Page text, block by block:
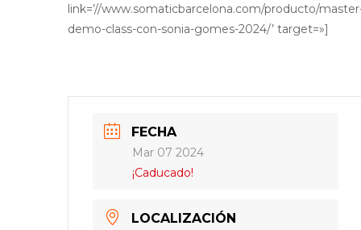
link=’//www.somaticbarcelona.com/producto/
demo-class-con-sonia-gomes-2024/’ target=»]
FECHA
Mar 07 2024
¡Caducado!
LOCALIZACIÓN